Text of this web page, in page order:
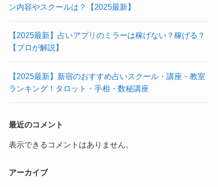
ン内容やスクールは？【2025最新】
【2025最新】占いアプリのミラーは稼げない？稼げる？
【プロが解説】
【2025最新】新宿のおすすめ占いスクール・講座・教室
ランキング！タロット・手相・数秘講座
最近のコメント
表示できるコメントはありません。
アーカイブ